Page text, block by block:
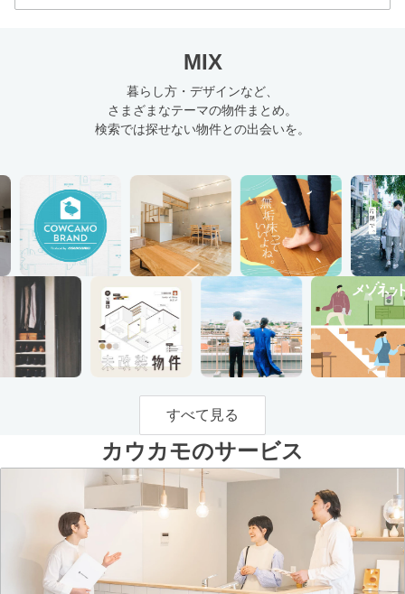
MIX
暮らし方・デザインなど、
さまざまなテーマの物件まとめ。
検索では探せない物件との出会いを。
すべて見る
カウカモのサービス